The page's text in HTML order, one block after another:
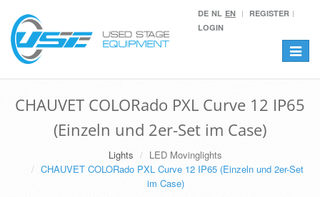
DE NL EN
REGISTER
LOGIN
Toggle
CHAUVET COLORado PXL Curve 12 IP65
(Einzeln und 2er-Set im Case)
Lights
LED Movinglights
CHAUVET COLORado PXL Curve 12 IP65 (Einzeln und 2er-Set
im Case)